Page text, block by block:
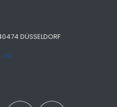
DÜSSELDORF